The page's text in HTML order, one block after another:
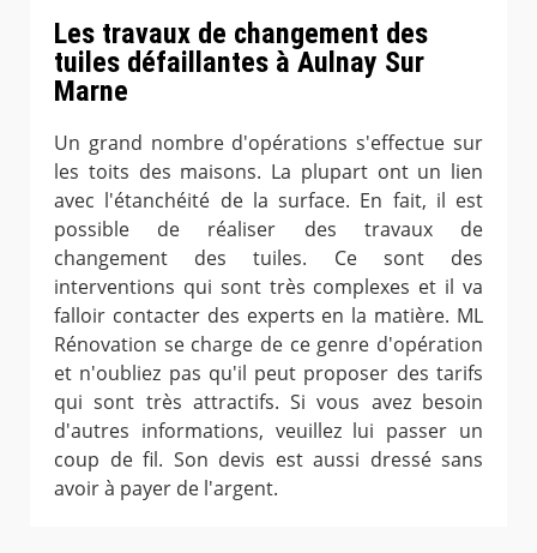
Les travaux de changement des
tuiles défaillantes à Aulnay Sur
Marne
Un grand nombre d'opérations s'effectue sur
les toits des maisons. La plupart ont un lien
avec l'étanchéité de la surface. En fait, il est
possible de réaliser des travaux de
changement des tuiles. Ce sont des
interventions qui sont très complexes et il va
falloir contacter des experts en la matière. ML
Rénovation se charge de ce genre d'opération
et n'oubliez pas qu'il peut proposer des tarifs
qui sont très attractifs. Si vous avez besoin
d'autres informations, veuillez lui passer un
coup de fil. Son devis est aussi dressé sans
avoir à payer de l'argent.